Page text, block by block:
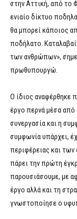
στην Αττική, από το
ενιαίο δίκτυο
θα μπορεί κάποιος
ποδήλατο.
των ανθρώπων»,
πρωθυπουργώ.
Ο ίδιος αναφέρθηκε
έργο περνά μέσα
συνεργασία και η
συμφωνία υπάρχει,
περιφέρειας και
πάρει την πρώτη
παρουσιάσουμε, με
έργο αλλά και τη
γνωστοποίησε ο